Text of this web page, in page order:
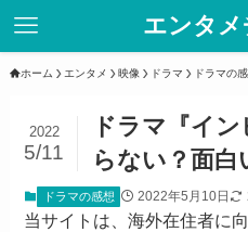
エンタ
ホーム エンタメ 映像 ドラマ ドラマの
ドラマ『イ
らない？面
2022
5/11
ドラマの感想 2022年5月10日
当サイトは、海外在住者に